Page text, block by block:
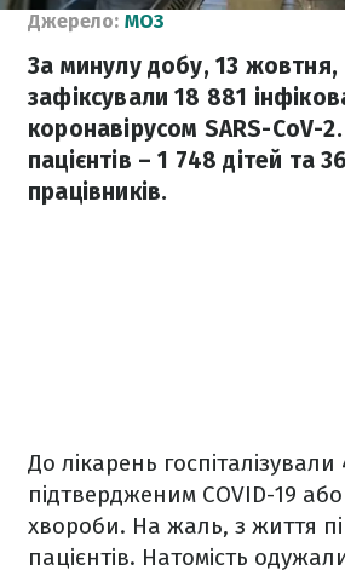
Джерело: МОЗ
За минулу добу, 13 жовтня,
зафіксували 18 881
коронавірусом SARS-CoV-
пацієнтів – 1 748 дітей та
працівників.
До лікарень
підтвердженим COVID-19
хвороби. На жаль, з життя
пацієнтів. Натомість